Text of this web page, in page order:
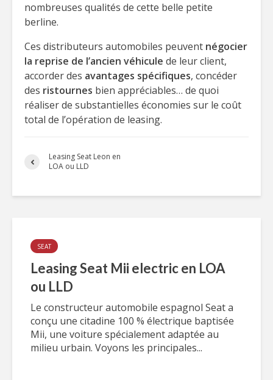
nombreuses qualités de cette belle petite
berline.
Ces distributeurs automobiles peuvent négocier
la reprise de l’ancien véhicule de leur client,
accorder des avantages spécifiques, concéder
des ristournes bien appréciables… de quoi
réaliser de substantielles économies sur le coût
total de l’opération de leasing.
Leasing Seat Leon en
LOA ou LLD
SEAT
Leasing Seat Mii electric en LOA
ou LLD
Le constructeur automobile espagnol Seat a
conçu une citadine 100 % électrique baptisée
Mii, une voiture spécialement adaptée au
milieu urbain. Voyons les principales...